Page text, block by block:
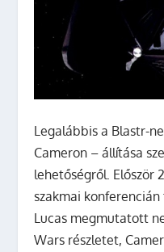
Legalábbis a Blastr-
Cameron – állítása
lehetőségről. Először
szakmai
Lucas megmutatott
Wars részletet,